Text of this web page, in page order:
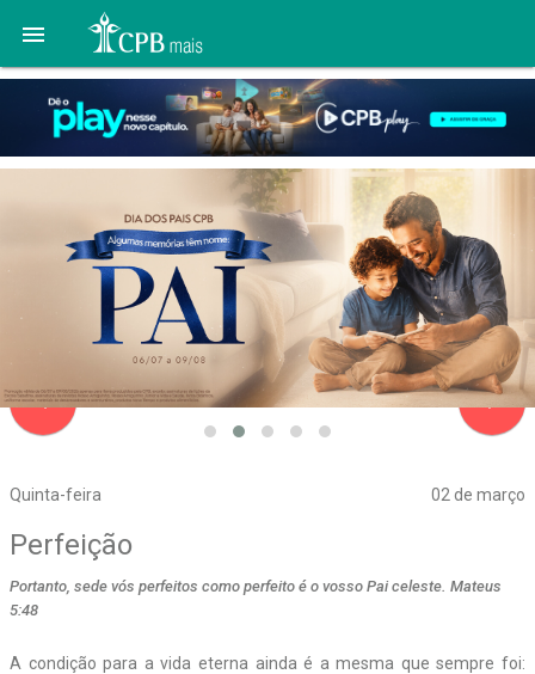

Quinta-feira 02 de março
navigate_before
Perfeição
Portanto, sede vós perfeitos como perfeito é o vosso Pai celeste. Mateus
5:48
A condição para a vida eterna ainda é a mesma que sempre foi:
navigate_next